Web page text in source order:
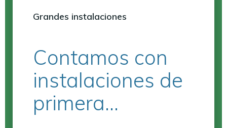
Grandes instalaciones
Contamos con
instalaciones de
primera…